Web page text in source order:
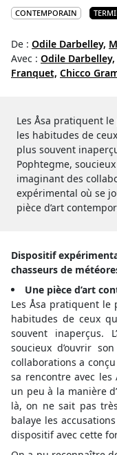
CONTEMPORAIN
De : Odile Darbelley,
Avec : Odile Darbelley,
Franquet, Chicco
Les Åsa pratiquent
les habitudes de
plus souvent
Pophtegme,
imaginant des
expérimental où se
pièce d’art
Dispositif
chasseurs de
Une pièce d’art
Les Åsa pratiquent
habitudes de ceux
souvent inaperçus.
soucieux d’ouvrir
collaborations a
sa rencontre avec les
un peu à la manière
là, on ne sait pas
balaye les
dispositif avec cette